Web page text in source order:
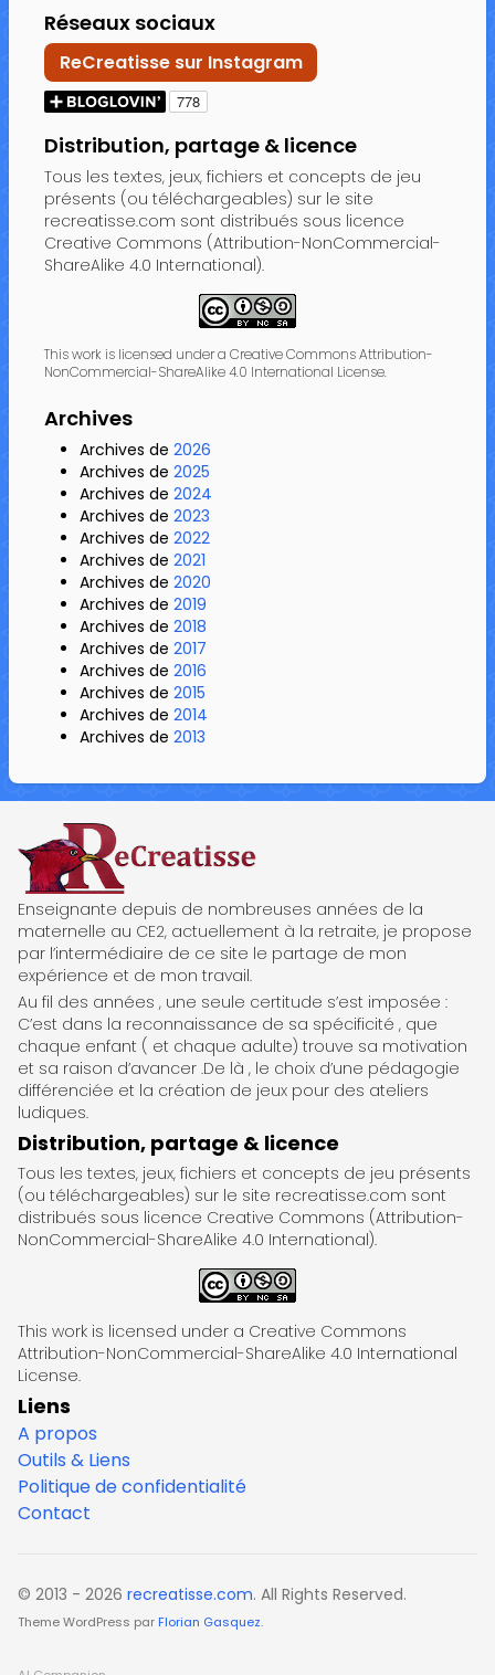
Réseaux sociaux
ReCreatisse sur Instagram
Distribution, partage & licence
Tous les textes, jeux, fichiers et concepts de jeu
présents (ou téléchargeables) sur le site
recreatisse.com sont distribués sous licence
Creative Commons (Attribution-NonCommercial-
ShareAlike 4.0 International).
This work is licensed under a Creative Commons Attribution-
NonCommercial-ShareAlike 4.0 International License.
Archives
Archives de 2026
Archives de 2025
Archives de 2024
Archives de 2023
Archives de 2022
Archives de 2021
Archives de 2020
Archives de 2019
Archives de 2018
Archives de 2017
Archives de 2016
Archives de 2015
Archives de 2014
Archives de 2013
ReCreatisse
Enseignante depuis de nombreuses années de la
maternelle au CE2, actuellement à la retraite, je propose
par l’intermédiaire de ce site le partage de mon
expérience et de mon travail.
Au fil des années , une seule certitude s’est imposée :
C’est dans la reconnaissance de sa spécificité , que
chaque enfant ( et chaque adulte) trouve sa motivation
et sa raison d’avancer .De là , le choix d’une pédagogie
différenciée et la création de jeux pour des ateliers
ludiques.
Distribution, partage & licence
Tous les textes, jeux, fichiers et concepts de jeu présents
(ou téléchargeables) sur le site recreatisse.com sont
distribués sous licence Creative Commons (Attribution-
NonCommercial-ShareAlike 4.0 International).
This work is licensed under a Creative Commons
Attribution-NonCommercial-ShareAlike 4.0 International
License.
Liens
A propos
Outils & Liens
Politique de confidentialité
Contact
© 2013 - 2026 recreatisse.com. All Rights Reserved.
Theme WordPress par Florian Gasquez.